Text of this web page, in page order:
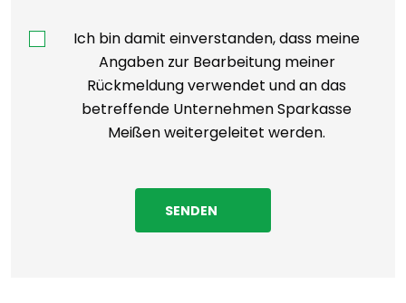
Ich bin damit einverstanden, dass meine
Angaben zur Bearbeitung meiner
Rückmeldung verwendet und an das
betreffende Unternehmen Sparkasse
Meißen weitergeleitet werden.
SENDEN